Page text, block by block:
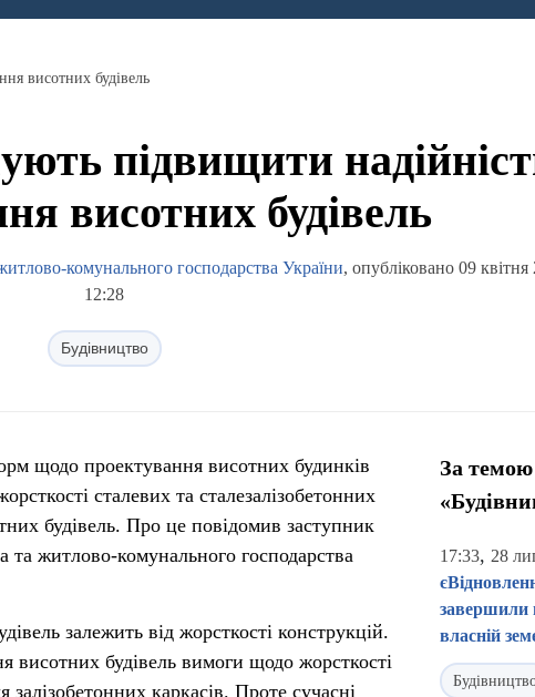
висотних будівель
підвищити
висотних будівель
комунального господарства України, опубліковано 09
12:28
Будівництво
щодо проектування висотних будинків
сталевих та сталезалізобетонних
будівель. Про це повідомив заступник
та житлово-комунального господарства
залежить від жорсткості конструкцій.
будівель вимоги щодо жорсткості
каркасів. Проте сучасні
За темою
17:33, 28
завершили
власній